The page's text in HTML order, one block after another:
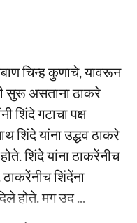
चिन्ह कुणाचे, यावरून
सुरू असताना ठाकरे
शिंदे गटाचा पक्ष
शिंदे यांना उद्धव ठाकरे
शिंदे यांना ठाकरेंनीच
शिंदेंना
होते. मग उद ...